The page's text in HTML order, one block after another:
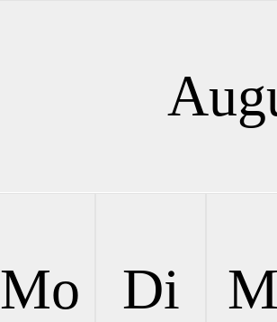
Mo Di